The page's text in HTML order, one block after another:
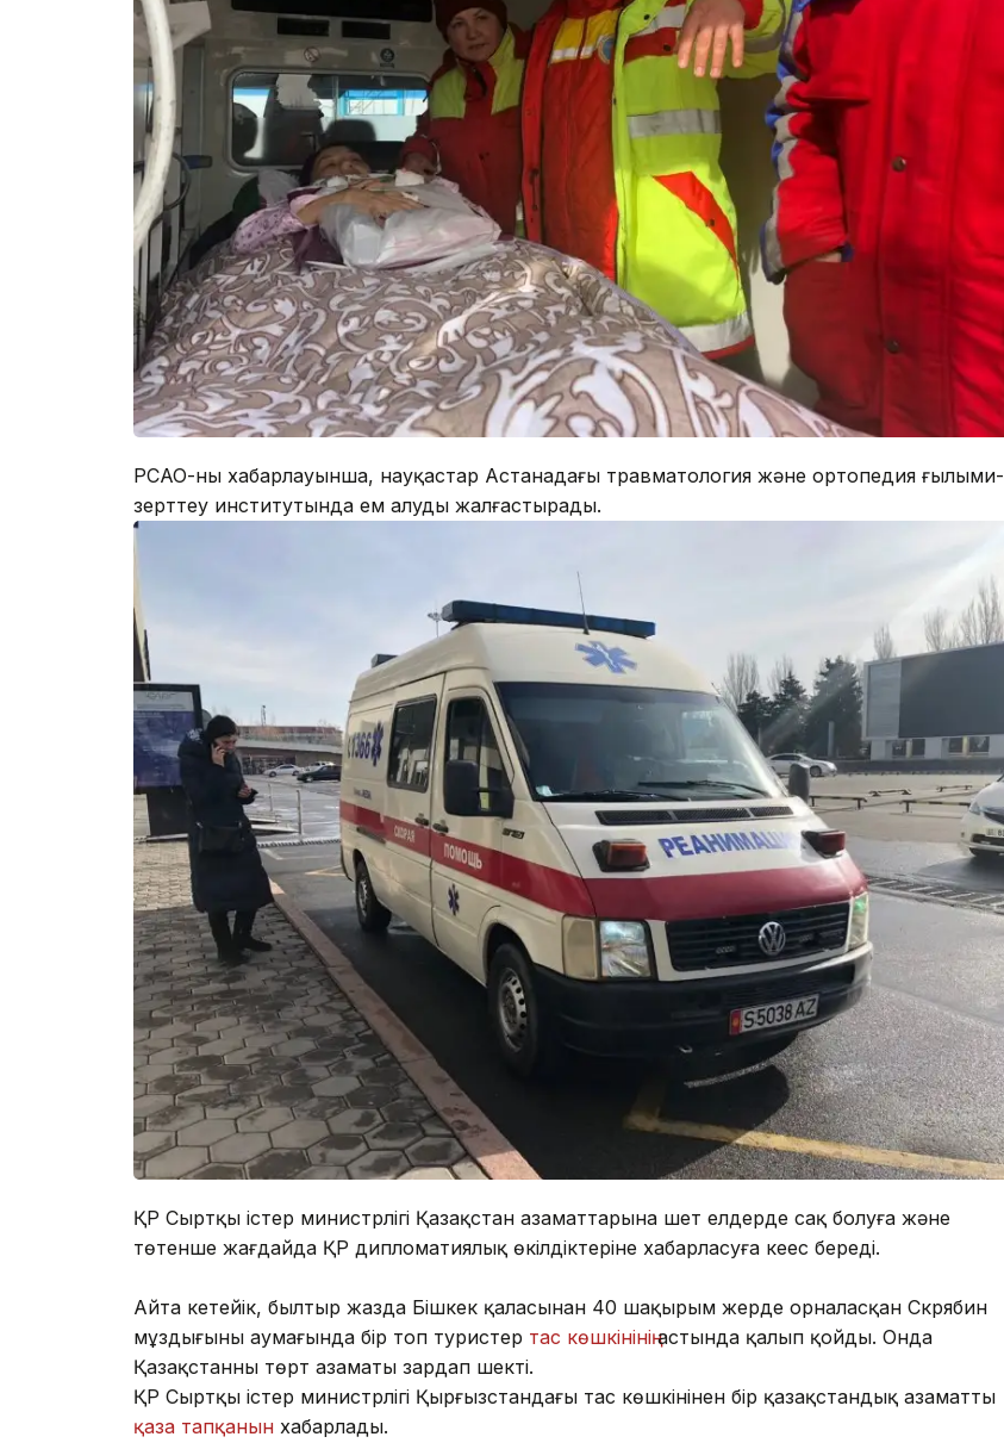
РСАО-ның хабарлауынша, науқастар Астанадағы травматология және ортопедия ғылыми-
зерттеу институтында ем алуды жалғастырады.
ҚР Сыртқы істер министрлігі Қазақстан азаматтарына шет елдерде сақ болуға және
төтенше жағдайда ҚР дипломатиялық өкілдіктеріне хабарласуға кеңес береді.
Айта кетейік, былтыр жазда Бішкек қаласынан 40 шақырым жерде орналасқан Скрябин
мұздығының аумағында бір топ туристер тас көшкінініңастында қалып қойды. Онда
Қазақстанның төрт азаматы зардап шекті.
ҚР Сыртқы істер министрлігі Қырғызстандағы тас көшкінінен бір қазақстандық азаматтың
қаза тапқанын хабарлады.